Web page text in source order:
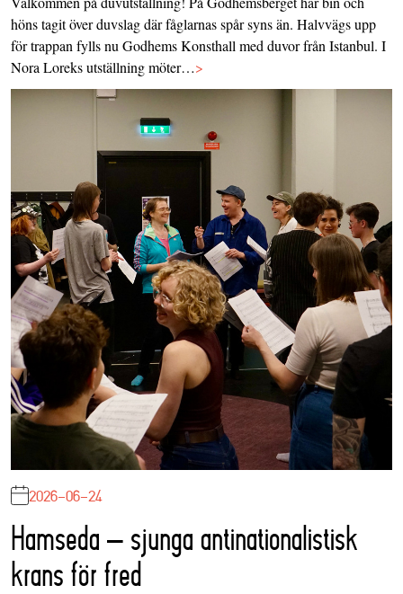
höns tagit över duvslag där fåglarnas spår syns än. Halvvägs upp
för trappan fylls nu Godhems Konsthall med duvor från Istanbul. I
Nora Loreks utställning möter…>
2026-06-24
Hamseda – sjunga antinationalistisk
krans för fred